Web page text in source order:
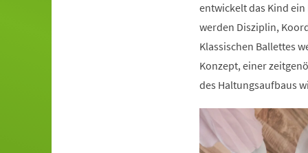
entwickelt das Kind
werden Disziplin,
Klassischen Ballettes
Konzept, einer
des Haltungsaufbaus